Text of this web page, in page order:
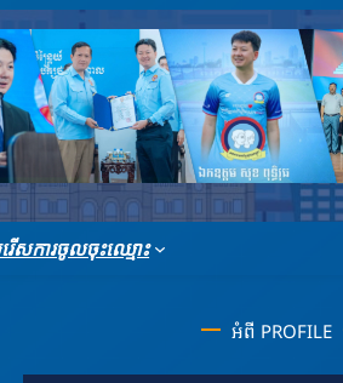
ើសការចូលចុះឈ្មោះ
អំពី PROFILE